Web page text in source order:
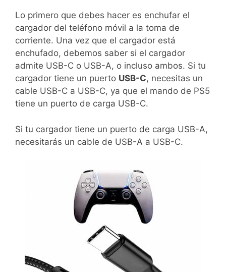
Lo primero que debes hacer es enchufar el
cargador del teléfono móvil a la toma de
corriente. Una vez que el cargador está
enchufado, debemos saber si el cargador
admite USB-C o USB-A, o incluso ambos. Si tu
cargador tiene un puerto USB-C, necesitas un
cable USB-C a USB-C, ya que el mando de PS5
tiene un puerto de carga USB-C.
Si tu cargador tiene un puerto de carga USB-A,
necesitarás un cable de USB-A a USB-C.